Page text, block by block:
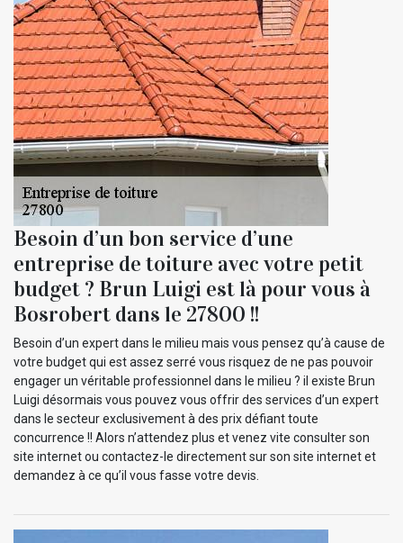
Besoin d’un bon service d’une
entreprise de toiture avec votre petit
budget ? Brun Luigi est là pour vous à
Bosrobert dans le 27800 !!
Besoin d’un expert dans le milieu mais vous pensez qu’à cause de
votre budget qui est assez serré vous risquez de ne pas pouvoir
engager un véritable professionnel dans le milieu ? il existe Brun
Luigi désormais vous pouvez vous offrir des services d’un expert
dans le secteur exclusivement à des prix défiant toute
concurrence !! Alors n’attendez plus et venez vite consulter son
site internet ou contactez-le directement sur son site internet et
demandez à ce qu’il vous fasse votre devis.